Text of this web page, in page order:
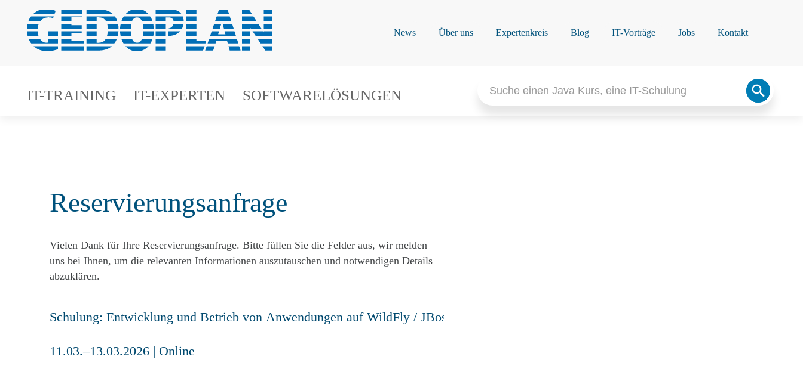
News Über uns Expertenkreis Blog IT-Vorträge Jobs Kontakt
IT-TRAINING IT-EXPERTEN SOFTWARELÖSUNGEN
Search
Button
Reservierungsanfrage
Vielen Dank für Ihre Reservierungsanfrage. Bitte füllen Sie die Felder aus, wir melden
uns bei Ihnen, um die relevanten Informationen auszutauschen und notwendigen Details
abzuklären.